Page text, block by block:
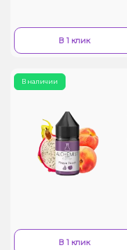
В 1 клик
В наличии
В 1 клик